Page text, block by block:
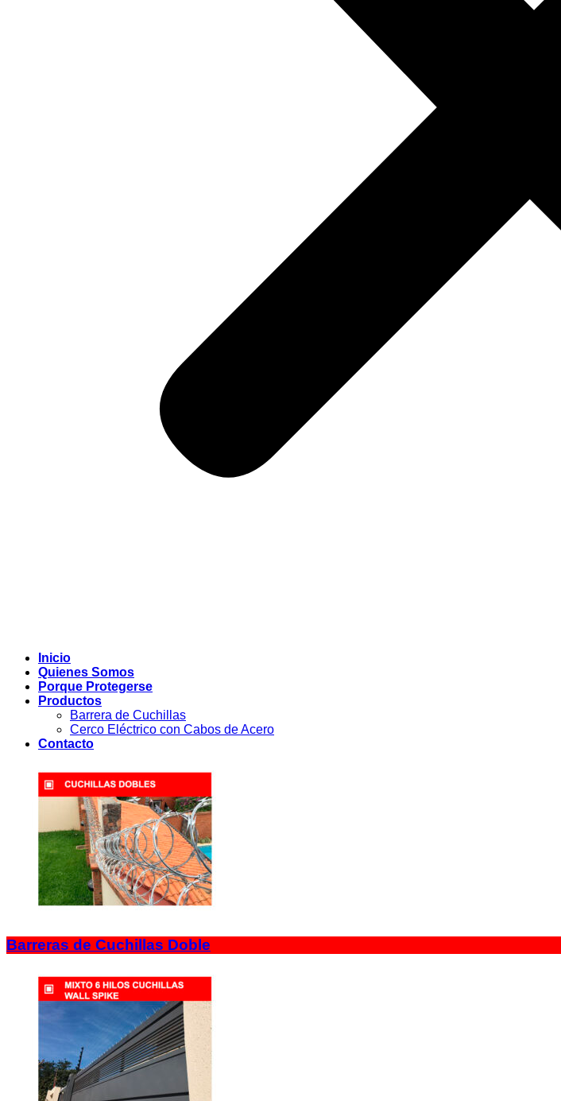
Inicio
Quienes Somos
Porque Protegerse
Productos
Barrera de Cuchillas
Cerco Eléctrico con Cabos de Acero
Contacto
Barreras de Cuchillas Doble